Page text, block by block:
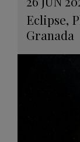
Eclipse,
Granada